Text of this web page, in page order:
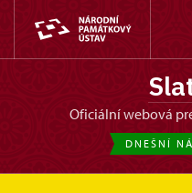
oficiální webová
DNEŠNÍ